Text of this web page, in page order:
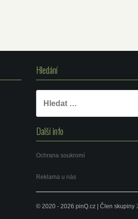
Hledání
Další info
Ochrana soukromí
Reklama u nás
© 2020 - 2026 pinQ.cz | Člen skupiny